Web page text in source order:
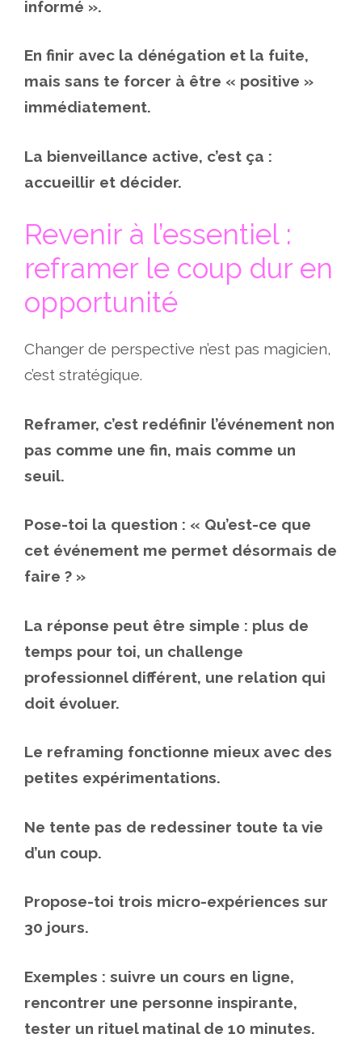
informé ».
En finir avec la dénégation et la fuite,
mais sans te forcer à être « positive »
immédiatement.
La bienveillance active, c’est ça :
accueillir et décider.
Revenir à l’essentiel :
reframer le coup dur en
opportunité
Changer de perspective n’est pas magicien,
c’est stratégique.
Reframer, c’est redéfinir l’événement non
pas comme une fin, mais comme un
seuil.
Pose-toi la question : « Qu’est-ce que
cet événement me permet désormais de
faire ? »
La réponse peut être simple : plus de
temps pour toi, un challenge
professionnel différent, une relation qui
doit évoluer.
Le reframing fonctionne mieux avec des
petites expérimentations.
Ne tente pas de redessiner toute ta vie
d’un coup.
Propose-toi trois micro-expériences sur
30 jours.
Exemples : suivre un cours en ligne,
rencontrer une personne inspirante,
tester un rituel matinal de 10 minutes.